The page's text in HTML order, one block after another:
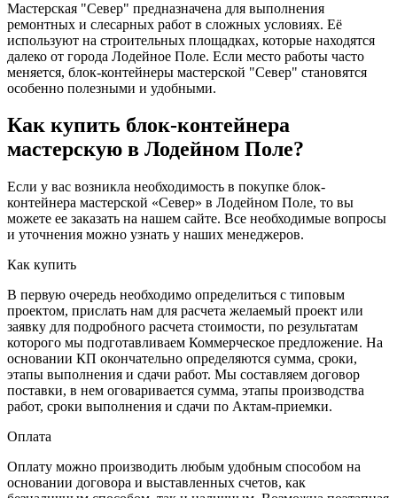
Мастерская "Север" предназначена для выполнения
ремонтных и слесарных работ в сложных условиях. Её
используют на строительных площадках, которые находятся
далеко от города Лодейное Поле. Если место работы часто
меняется, блок-контейнеры мастерской "Север" становятся
особенно полезными и удобными.
Как купить блок-контейнера
мастерскую в Лодейном Поле?
Если у вас возникла необходимость в покупке блок-
контейнера мастерской «Север» в Лодейном Поле, то вы
можете ее заказать на нашем сайте. Все необходимые вопросы
и уточнения можно узнать у наших менеджеров.
Как купить
В первую очередь необходимо определиться с типовым
проектом, прислать нам для расчета желаемый проект или
заявку для подробного расчета стоимости, по результатам
которого мы подготавливаем Коммерческое предложение. На
основании КП окончательно определяются сумма, сроки,
этапы выполнения и сдачи работ. Мы составляем договор
поставки, в нем оговаривается сумма, этапы производства
работ, сроки выполнения и сдачи по Актам-приемки.
Оплата
Оплату можно производить любым удобным способом на
основании договора и выставленных счетов, как